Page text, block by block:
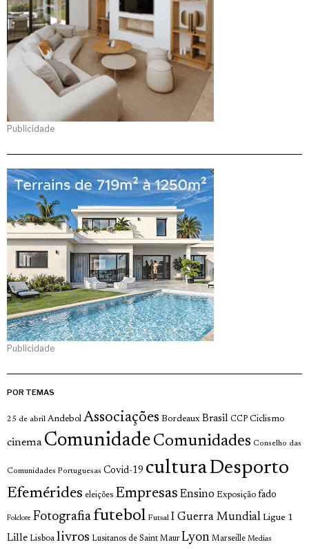
Publicidade
Publicidade
POR TEMAS
25 de abril Andebol Associações Bordeaux Brasil CCP Ciclismo
cinema Comunidade Comunidades Conselho das
Comunidades Portuguesas Covid-19 culturaDesporto
Efemérides eleições Empresas Ensino Exposição fado
Folclore Fotografia futebol Futsal I Guerra Mundial Ligue 1
Lille Lisboa livros Lusitanos de Saint Maur Lyon Marseille Medias